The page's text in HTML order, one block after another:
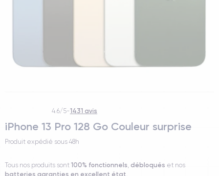
4.6/5-1431 avis
iPhone 13 Pro 128 Go Couleur surprise
Produit expédié sous 48h
Tous nos produits sont 100% fonctionnels débloqués et nos
batteries garanties en excellent état